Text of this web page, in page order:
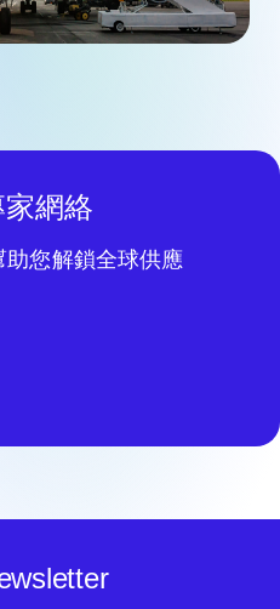
網絡
您解鎖全球供應